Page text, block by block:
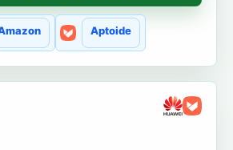
Aptoide